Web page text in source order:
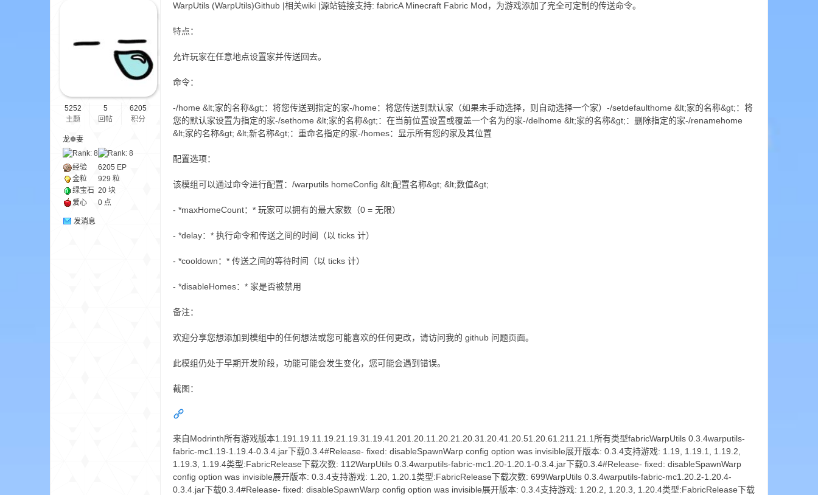
5252
主题
5
回帖
6205
积分
龙❁妻
经验 6205 EP
金粒
929 粒
绿宝石 20 块
爱心
0 点
发消息
WarpUtils (WarpUtils)Github |相关wiki |源站链接支持: fabricA Minecraft Fabric Mod，为游戏添加了完全可定制的传送命令。
特点：
允许玩家在任意地点设置家并传送回去。
命令：
-/home &lt;家的名称&gt;：将您传送到指定的家-/home：将您传送到默认家（如果未手动选择，则自动选择一个家）-/setdefaulthome &lt;家的名称&gt;：将
您的默认家设置为指定的家-/sethome &lt;家的名称&gt;：在当前位置设置或覆盖一个名为的家-/delhome &lt;家的名称&gt;：删除指定的家-/renamehome
&lt;家的名称&gt; &lt;新名称&gt;：重命名指定的家-/homes：显示所有您的家及其位置
配置选项：
该模组可以通过命令进行配置：/warputils homeConfig &lt;配置名称&gt; &lt;数值&gt;
- *maxHomeCount：* 玩家可以拥有的最大家数（0 = 无限）
- *delay：* 执行命令和传送之间的时间（以 ticks 计）
- *cooldown：* 传送之间的等待时间（以 ticks 计）
- *disableHomes：* 家是否被禁用
备注：
欢迎分享您想添加到模组中的任何想法或您可能喜欢的任何更改，请访问我的 github 问题页面。
此模组仍处于早期开发阶段，功能可能会发生变化，您可能会遇到错误。
截图：
来自Modrinth所有游戏版本1.191.19.11.19.21.19.31.19.41.201.20.11.20.21.20.31.20.41.20.51.20.61.211.21.1所有类型fabricWarpUtils 0.3.4warputils-
fabric-mc1.19-1.19.4-0.3.4.jar下载0.3.4#Release- fixed: disableSpawnWarp config option was invisible展开版本: 0.3.4支持游戏: 1.19, 1.19.1, 1.19.2,
1.19.3, 1.19.4类型:FabricRelease下载次数: 112WarpUtils 0.3.4warputils-fabric-mc1.20-1.20.1-0.3.4.jar下载0.3.4#Release- fixed: disableSpawnWarp
config option was invisible展开版本: 0.3.4支持游戏: 1.20, 1.20.1类型:FabricRelease下载次数: 699WarpUtils 0.3.4warputils-fabric-mc1.20.2-1.20.4-
0.3.4.jar下载0.3.4#Release- fixed: disableSpawnWarp config option was invisible展开版本: 0.3.4支持游戏: 1.20.2, 1.20.3, 1.20.4类型:FabricRelease下载